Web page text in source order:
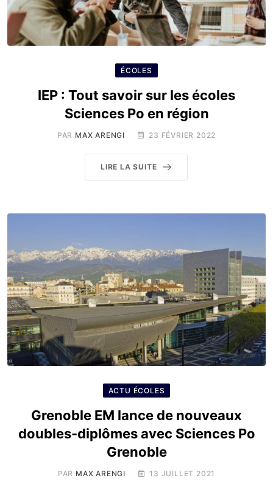
ÉCOLES
IEP : Tout savoir sur les écoles
Sciences Po en région
PAR MAX ARENGI 23 FÉVRIER 2022
LIRE LA SUITE
ACTU ÉCOLES
Grenoble EM lance de nouveaux
doubles-diplômes avec Sciences Po
Grenoble
PAR MAX ARENGI 13 JUILLET 2021